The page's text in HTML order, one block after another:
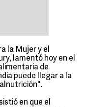
la Mujer y el
lamentó hoy en el
de
puede llegar a la
en que el